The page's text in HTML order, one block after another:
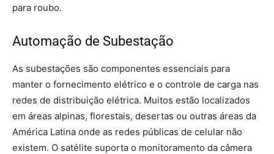
para roubo.
Automação de Subestação
As subestações são componentes essenciais para
manter o fornecimento elétrico e o controle de carga nas
redes de distribuição elétrica. Muitos estão localizados
em áreas alpinas, florestais, desertas ou outras áreas da
América Latina onde as redes públicas de celular não
existem. O satélite suporta o monitoramento da câmera